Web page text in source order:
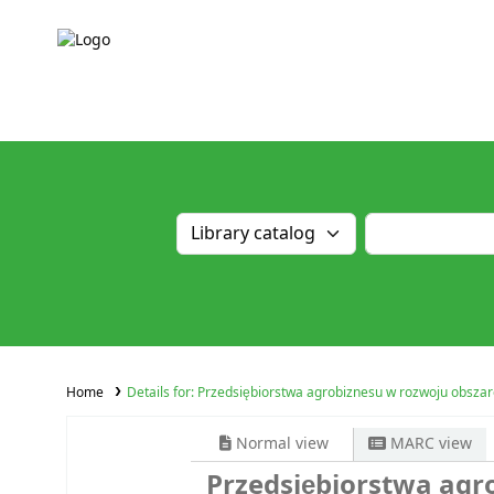
Home Details for: Przedsiębiorstwa agrobiznesu w rozwoju
Normal view MARC view
Przedsiębiorstwa